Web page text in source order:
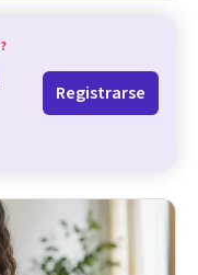
?
Registrarse